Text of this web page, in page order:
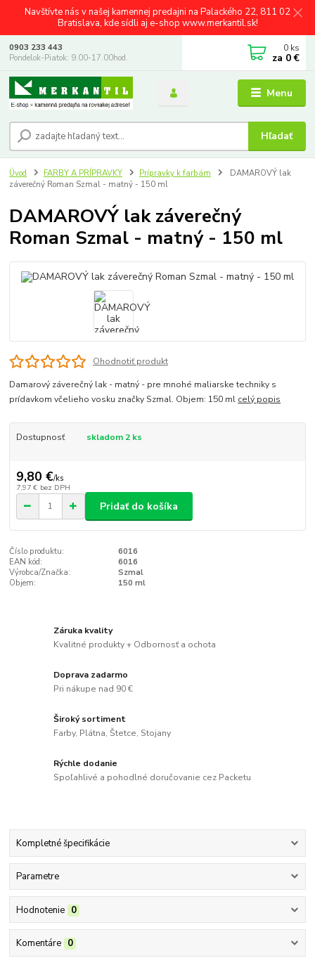
Navštívte nás v našej kamennej predajni na Palackého 22, 811 02
Bratislava, kde sídli aj e-shop www.merkantil.sk!
Menu
Hľadať
0903 233 443
Pondelok-Piatok: 9.00-17.00hod.
0 ks
za 0 €
Úvod FARBY A PRÍPRAVKY Prípravky k farbám
DAMAROVÝ lak
záverečný Roman Szmal - matný - 150 ml
DAMAROVÝ lak záverečný
Roman Szmal - matný - 150 ml
Ohodnotiť produkt
Damarový záverečný lak - matný - pre mnohé maliarske techniky s
prídavkom včelieho vosku značky Szmal. Objem: 150 ml celý popis
Dostupnosť skladom 2 ks
9,80 €/ks
7,97 € bez DPH
Pridať do košíka
Číslo produktu:
6016
EAN kód:
6016
Výrobca/Značka:
Szmal
Objem:
150 ml
Záruka kvality
Kvalitné produkty + Odbornosť a ochota
Doprava zadarmo
Pri nákupe nad 90 €
Široký sortiment
Farby, Plátna, Štetce, Stojany
Rýchle dodanie
Spoľahlivé a pohodlné doručovanie cez Packetu
Kompletné špecifikácie
Parametre
Hodnotenie 0
Komentáre 0